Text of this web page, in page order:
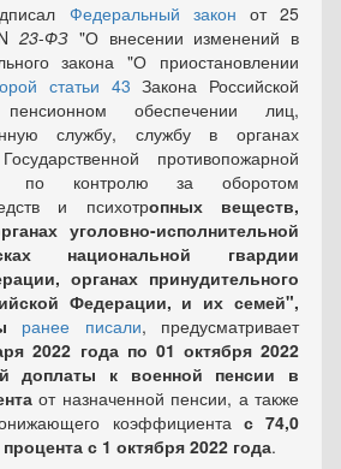
Федеральный закон от 25
23-ФЗ "О внесении изменений в
закона "О приостановлении
статьи 43 Закона Российской
обеспечении лиц,
службу, службу в органах
противопожарной
по контролю за оборотом
и психотропных веществ,
уголовно-исполнительной
национальной гвардии
органах принудительного
Федерации, и их семей",
ранее писали, предусматривает
2022 года по 01 октября 2022
доплаты к военной пенсии в
от назначенной пенсии, а также
коэффициента с 74,0
с 1 октября 2022 года.